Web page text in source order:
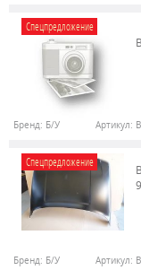
Спецпредложение
Бренд: Б/У Артикул:
Спецпредложение
Бренд: Б/У Артикул: